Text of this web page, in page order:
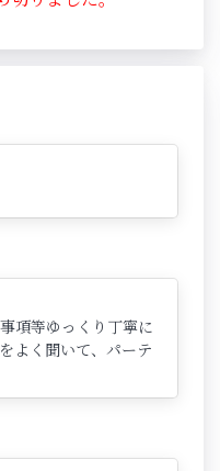
項等ゆっくり丁寧に
よく聞いて、パーテ